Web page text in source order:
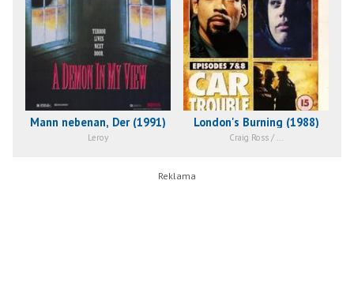
Mann nebenan, Der (1991)
Leroy
London's Burning (1988)
Craig Ross / ...